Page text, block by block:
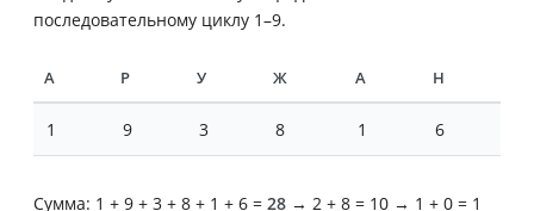
последовательному циклу 1–9.
А Р У Ж А Н
1 9 3 8 1 6
Сумма: 1 + 9 + 3 + 8 + 1 + 6 = 28 → 2 + 8 = 10 → 1 + 0 = 1